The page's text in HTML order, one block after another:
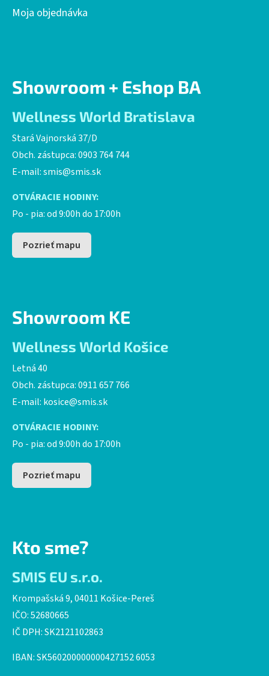
Moja objednávka
Showroom + Eshop BA
Wellness World Bratislava
Stará Vajnorská 37/D
Obch. zástupca: 0903 764 744
E-mail:smis@smis.sk
OTVÁRACIE HODINY:
Po - pia: od 9:00h do 17:00h
Pozrieť mapu
Showroom KE
Wellness World Košice
Letná 40
Obch. zástupca: 0911 657 766
E-mail: kosice@smis.sk
OTVÁRACIE HODINY:
Po - pia: od 9:00h do 17:00h
Pozrieť mapu
Kto sme?
SMIS EU s.r.o.
Krompašská 9, 04011 Košice-Pereš
IČO: 52680665
IČ DPH: SK2121102863
IBAN: SK560200000000427152 6053